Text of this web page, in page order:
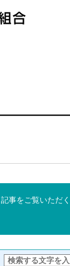
記事をご覧いただ